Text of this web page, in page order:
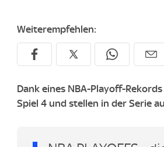
Weiterempfehlen:
Dank eines NBA-Playoff-
Spiel 4 und stellen in der Serie